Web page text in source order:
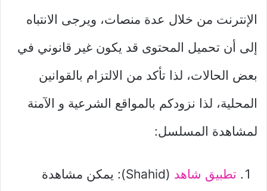
الإنترنت من خلال عدة منصات، ويرجى الانتباه
إلى أن تحميل المحتوى قد يكون غير قانوني في
بعض الحالات، لذا تأكد من الالتزام بالقوانين
المحلية، لذا نزودكم بالمواقع الشرعية و الآمنة
لمشاهدة المسلسل:
تطبيق شاهد
(Shahid): يمكن مشاهدة